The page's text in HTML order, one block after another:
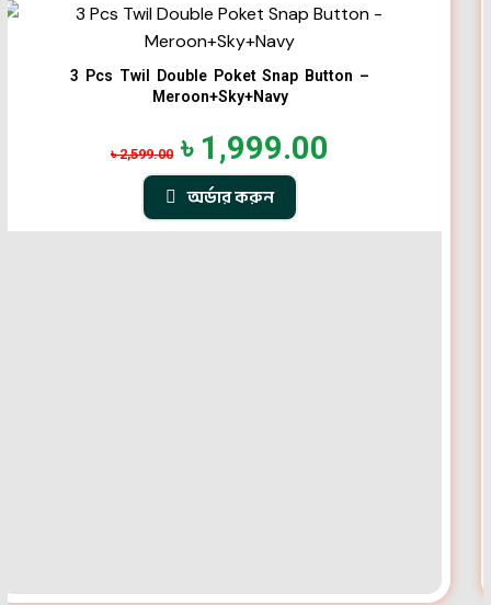
3 Pcs Twil Double Poket Snap Button –
Meroon+Sky+Navy
৳2,599.00 ৳ 1,999.00
অর্ডার করুন